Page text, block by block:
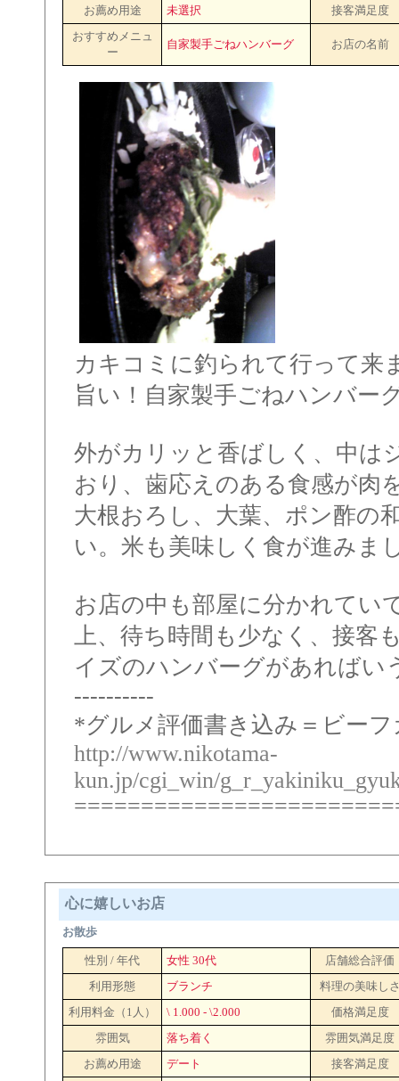
お薦め用途 未選択
接客満足度
おすすめメニュ
ー
自家製手ごねハンバーグ お店の名前
カキコミに釣られて行って来
旨い！自家製手ごねハンバー
外がカリッと香ばしく、中は
おり、歯応えのある食感が肉
大根おろし、大葉、ポン酢の
い。米も美味しく食が進みま
お店の中も部屋に分かれてい
上、待ち時間も少なく、接客
イズのハンバーグがあればい
----------
*グルメ評価書き込み＝ビーフ
http://www.nikotama-
kun.jp/cgi_win/
心に嬉しいお店
お散歩
性別 / 年代 女性 30代
店舗総合評価
利用形態
ブランチ
料理の美味し
利用料金（1人）
\ 1.000 - \2.000
価格満足度
雰囲気
落ち着く
雰囲気満足度
お薦め用途
デート
接客満足度